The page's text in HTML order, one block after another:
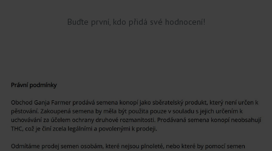
Buďte první, kdo přidá své hodnocení!